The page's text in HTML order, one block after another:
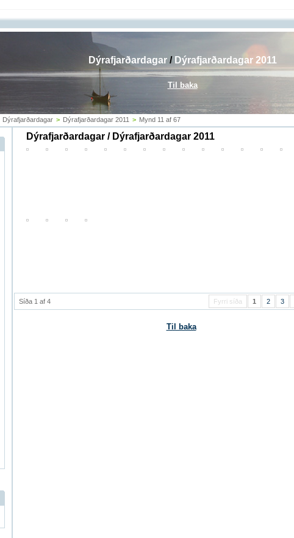
Dýrafjarðardagar > Dýrafjarðardagar 2011 > Mynd 11 af 67
Dýrafjarðardagar / Dýrafjarðardagar 2011
Fyrri síða 1 2 3
Síða 1 af 4
Til baka
Dýrafjarðardagar/ Dýrafjarðardagar 2011
Til baka